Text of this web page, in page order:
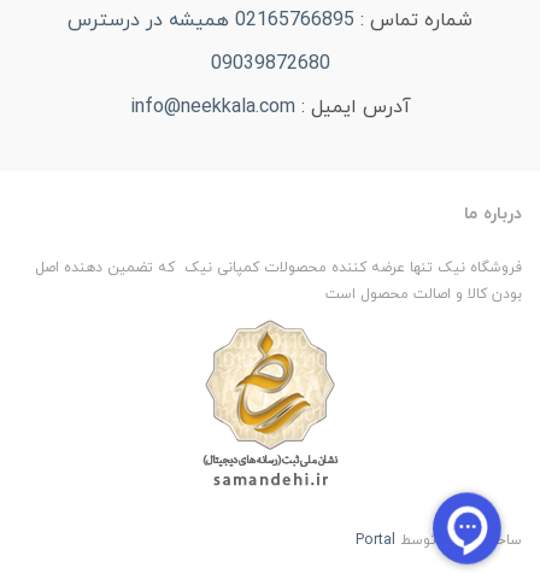
شماره تماس :
02165766895 همیشه در درسترس
09039872680
آدرس ایمیل : info@neekkala.com
درباره ما
فروشگاه نیک تنها عرضه کننده محصولات کمپانی نیک که تضمین دهنده اصل
بودن کالا و اصالت محصول است
ساخت سایت توسط Portal